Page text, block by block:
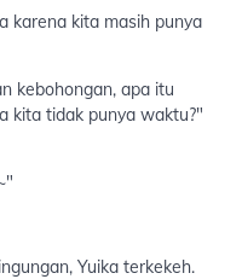
karena kita masih punya
kebohongan, apa itu
kita tidak punya waktu?"
Yuika terkekeh.